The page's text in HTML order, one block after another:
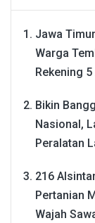
Jawa
Warga
Rekening
Bikin
Nasional,
Peralatan
216
Pertanian
Wajah